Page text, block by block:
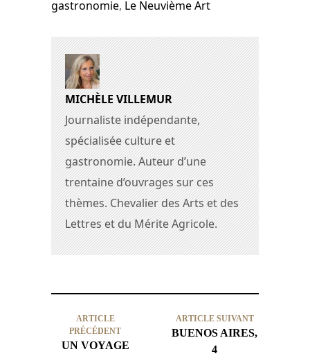
gastronomie, Le Neuvième Art
MICHÈLE VILLEMUR
Journaliste indépendante,
spécialisée culture et
gastronomie. Auteur d’une
trentaine d’ouvrages sur ces
thèmes. Chevalier des Arts et des
Lettres et du Mérite Agricole.
ARTICLE
PRÉCÉDENT
UN VOYAGE
ARTICLE SUIVANT
BUENOS AIRES,
4